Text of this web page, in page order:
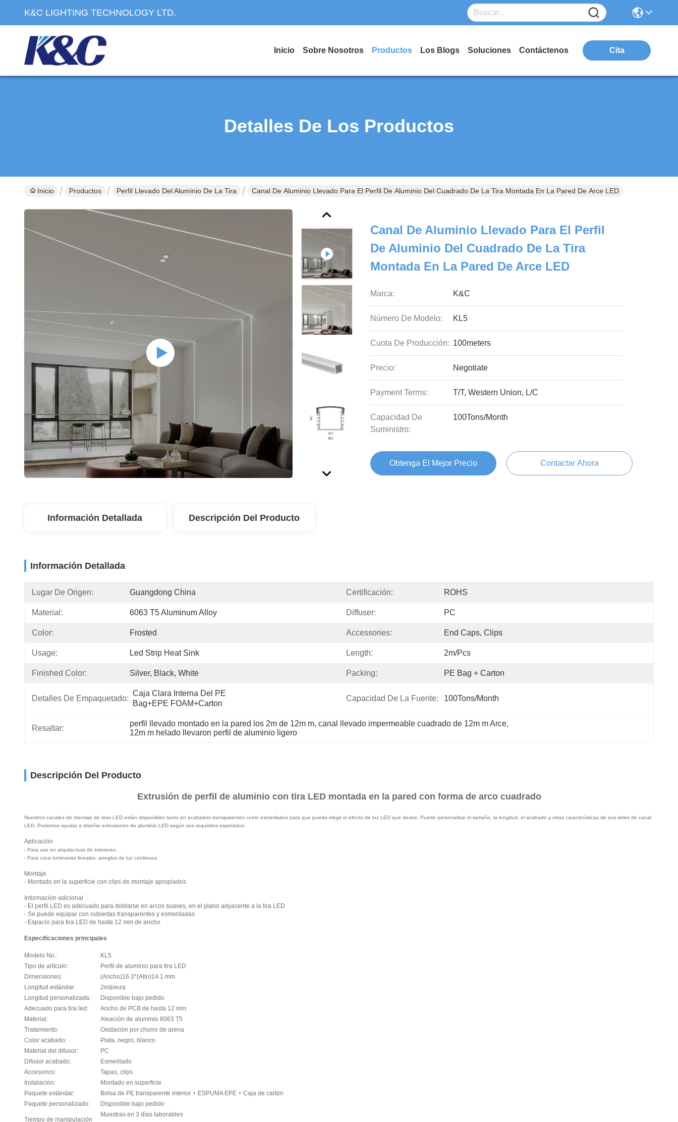
K&C LIGHTING TECHNOLOGY LTD.
Inicio Sobre Nosotros Productos Los Blogs Soluciones Contáctenos Cita
Detalles De Los Productos
Inicio Productos Perfil Llevado Del Aluminio De La Tira Canal De Aluminio Llevado Para El Perfil De Aluminio Del Cuadrado De La Tira Montada En La Pared De Arce LED
Canal De Aluminio Llevado Para El Perfil
De Aluminio Del Cuadrado De La Tira
Montada En La Pared De Arce LED
Marca: K&C
Número De Modelo: KL5
Cuota De Producción: 100meters
Precio: Negotiate
Payment Terms: T/T, Western Union, L/C
Capacidad De
Suministro:
100Tons/Month
Obtenga El Mejor Precio Contactar Ahora
Información Detallada Descripción Del Producto
Información Detallada
Lugar De Origen: Guangdong China Certificación: ROHS
Material: 6063 T5 Aluminum Alloy Diffuser: PC
Color: Frosted Accessories: End Caps, Clips
Usage: Led Strip Heat Sink Length: 2m/pcs
Finished Color: Silver, Black, White Packing: PE Bag + Carton
Detalles De Empaquetado:
Caja Clara Interna Del PE
Bag+EPE FOAM+Carton
Capacidad De La Fuente: 100Tons/Month
Resaltar:
perfil llevado montado en la pared los 2m de 12m m, canal llevado impermeable cuadrado de 12m m Arce,
12m m helado llevaron perfil de aluminio ligero
Descripción Del Producto
Extrusión de perfil de aluminio con tira LED montada en la pared con forma de arco cuadrado
Nuestros canales de montaje de tiras LED están disponibles tanto en acabados transparentes como esmerilados para que pueda elegir el efecto de luz LED que desee. Puede personalizar el tamaño, la longitud, el acabado y otras características de sus rieles de canal
LED. Podemos ayudar a diseñar extrusiones de aluminio LED según sus requisitos esperados.
Aplicación
- Para uso en arquitectura de interiores.
- Para crear luminarias lineales, arreglos de luz continuos.
Montaje
- Montado en la superficie con clips de montaje apropiados
Información adicional
- El perfil LED es adecuado para doblarse en arcos suaves, en el plano adyacente a la tira LED
- Se puede equipar con cubiertas transparentes y esmeriladas
- Espacio para tira LED de hasta 12 mm de ancho
Especificaciones principales
Modelo No.:
KL5
Tipo de artículo:
Perfil de aluminio para tira LED
Dimensiones:
(Ancho)16.3*(Alto)14.1 mm
Longitud estándar:
2m/pieza
Longitud personalizada:
Disponible bajo pedido
Adecuado para tira led:
Ancho de PCB de hasta 12 mm
Material:
Aleación de aluminio 6063 T5
Tratamiento:
Oxidación por chorro de arena
Color acabado:
Plata, negro, blanco
Material del difusor:
PC
Difusor acabado:
Esmerilado
Accesorios:
Tapas, clips
Instalación:
Montado en superficie
Paquete estándar:
Bolsa de PE transparente interior + ESPUMA EPE + Caja de cartón
Paquete personalizado:
Disponible bajo pedido
Tiempo de manipulación
Muestras en 3 días laborables